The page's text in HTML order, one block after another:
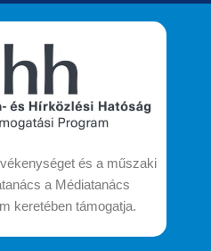
és a műszaki
a Médiatanács
keretében támogatja.